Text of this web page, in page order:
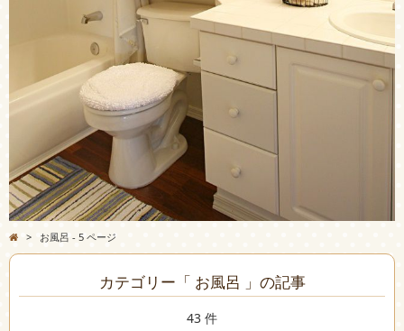
> お風呂 - 5 ページ
カテゴリー「 お風呂 」の記事
43 件